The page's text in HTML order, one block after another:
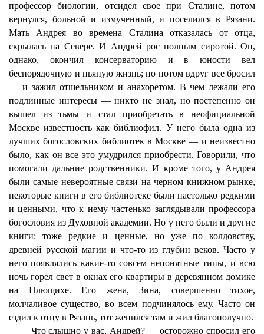
профессор биологии, отсидел свое при Сталине, потом
вернулся, больной и измученный, и поселился в Рязани.
Мать Андрея во времена Сталина отказалась от отца,
скрылась на Севере. И Андрей рос полным сиротой. Он,
однако, окончил консерваторию и в юности вел
беспорядочную и пьяную жизнь; но потом вдруг все бросил
— и зажил отшельником и анахоретом. В чем лежали его
подлинные интересы — никто не знал, но постепенно он
вышел из тьмы и стал приобретать в неофициальной
Москве известность как библиофил. У него была одна из
лучших богословских библиотек в Москве — и неизвестно
было, как он все это умудрился приобрести. Говорили, что
помогали дальние родственники. И кроме того, у Андрея
были самые невероятные связи на черном книжном рынке,
некоторые книги в его библиотеке были настолько редкими
и ценными, что к нему частенько заглядывали профессора
богословия из Духовной академии. Но у него были и другие
книги: тоже редкие и ценные, но уже по колдовству,
древней русской магии и что-то из глубин веков. Часто у
него появлялись какие-то совсем непонятные типы, и всю
ночь горел свет в окнах его квартиры в деревянном домике
на Плющихе. Его жена, Зина, совершенно тихое,
молчаливое существо, во всем подчинялось ему. Часто он
ездил к отцу в Рязань, тот женился там и жил благополучно.
— Что слышно у вас, Андрей? — осторожно спросил его